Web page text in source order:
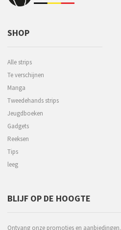
SHOP
Alle strips
Te verschijnen
Manga
Tweedehands strips
Jeugdboeken
Gadgets
Reeksen
Tips
leeg
BLIJF OP DE HOOGTE
Ontvang onze promoties en aanbiedingen.